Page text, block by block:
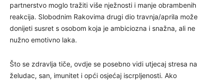
partnerstvo moglo tražiti više nježnosti i manje obrambenih
reakcija. Slobodnim Rakovima drugi dio travnja/aprila može
donijeti susret s osobom koja je ambiciozna i snažna, ali ne
nužno emotivno laka.
Što se zdravlja tiče, ovdje se posebno vidi utjecaj stresa na
želudac, san, imunitet i opći osjećaj iscrpljenosti. Ako